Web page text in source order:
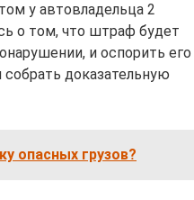
у автовладельца 2
о том, что штраф будет
и оспорить его
собрать доказательную
опасных грузов?